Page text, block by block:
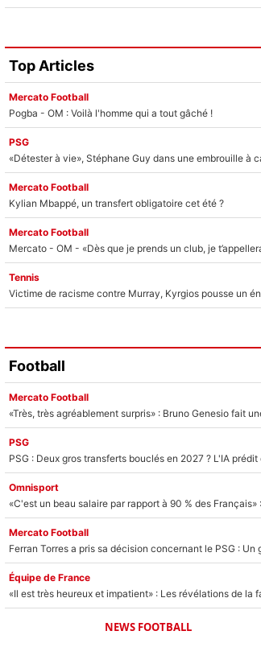
Top Articles
Mercato Football
Pogba - OM : Voilà l'homme qui a tout gâché !
PSG
Mercato Football
Kylian Mbappé, un transfert obligatoire cet été ?
Mercato Football
Tennis
Football
Mercato Football
PSG
Omnisport
Mercato Football
Équipe de France
NEWS FOOTBALL